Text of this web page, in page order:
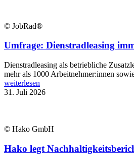
© JobRad®
Umfrage: Dienstradleasing
Dienstradleasing als betriebliche
mehr als 1000 Arbeitnehmer:innen
weiterlesen
31. Juli 2026
© Hako GmbH
Hako legt